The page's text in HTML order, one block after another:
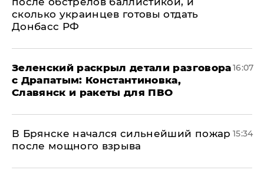
сколько украинцев готовы отдать
Донбасс РФ
​Зеленский раскрыл детали разговора
с Драпатым: Константиновка,
Славянск и ракеты для ПВО
16:07
В Брянске начался сильнейший пожар
после мощного взрыва
15:34